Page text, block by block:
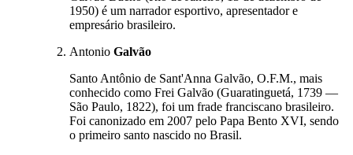
1950) é um narrador esportivo, apresentador e
empresário brasileiro.
Antonio Galvão
Santo Antônio de Sant'Anna Galvão, O.F.M., mais
conhecido como Frei Galvão (Guaratinguetá, 1739 —
São Paulo, 1822), foi um frade franciscano brasileiro.
Foi canonizado em 2007 pelo Papa Bento XVI, sendo
o primeiro santo nascido no Brasil.